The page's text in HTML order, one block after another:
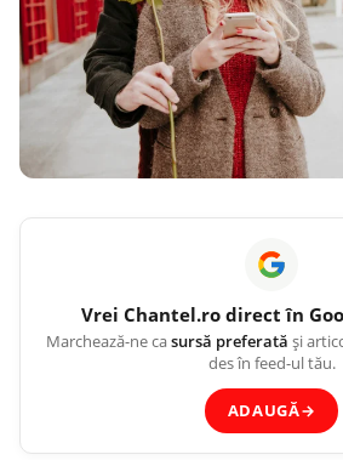
Vrei Chantel.rodirect în
Marchează-ne casursă preferată și
des în feed-ul tău.
ADAUGĂ→